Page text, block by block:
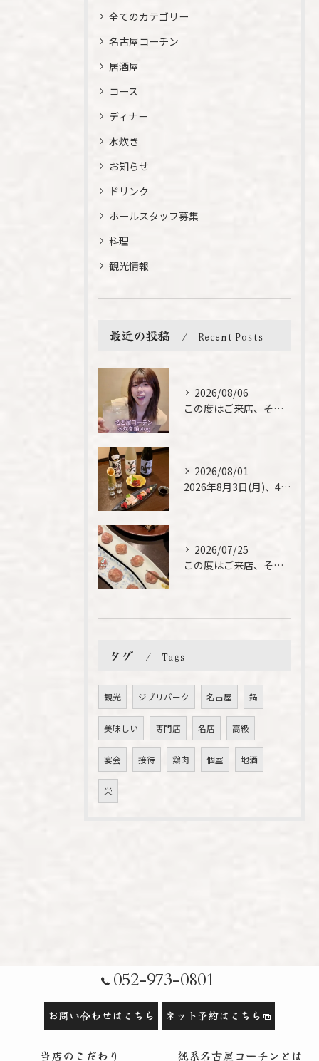
全てのカテゴリー
名古屋コーチン
居酒屋
コース
ディナー
水炊き
お知らせ
ドリンク
ホールスタッフ募集
料理
観光情報
最近の投稿 Recent Posts
2026/08/06
この度はご来店、そして素敵なご紹介誠にありがとうございます✨...
2026/08/01
2026年8月3日(月)、4日(火)は、臨時休業させて頂きま...
2026/07/25
この度はご来店、そして素敵なご紹介誠にありがとうございます✨...
タグ Tags
観光 ジブリパーク 名古屋 鍋
美味しい 専門店 名店 高級
宴会 接待 鶏肉 個室 地酒
栄
052-973-0801
お問い合わせはこちら ネット予約はこちら
当店のこだわり 純系名古屋コーチンとは